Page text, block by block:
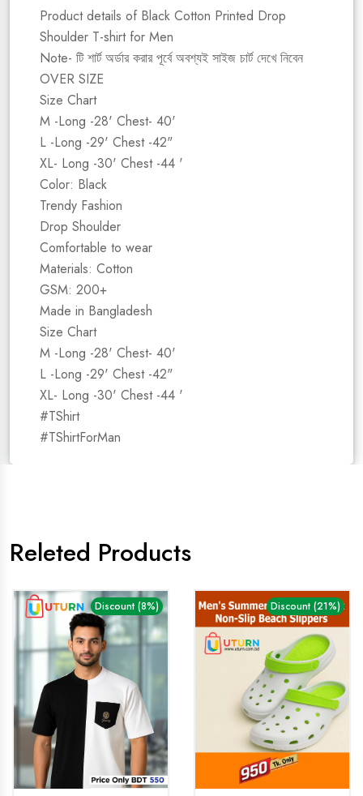
Product details of Black Cotton Printed Drop
Shoulder T-shirt for Men
Note- টি শার্ট অর্ডার করার পূর্বে অবশ্যই সাইজ চার্ট দেখে নিবেন
OVER SIZE
Size Chart
M -Long -28' Chest- 40'
L -Long -29' Chest -42"
XL- Long -30' Chest -44 '
Color: Black
Trendy Fashion
Drop Shoulder
Comfortable to wear
Materials: Cotton
GSM: 200+
Made in Bangladesh
Size Chart
M -Long -28' Chest- 40'
L -Long -29' Chest -42"
XL- Long -30' Chest -44 '
#TShirt
#TShirtForMan
Releted Products
Discount (8%) Discount (21%)